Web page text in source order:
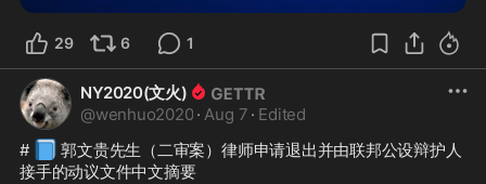
29 6 1
NY2020(文火)
@wenhuo2020 · Aug 7 · Edited
# 📘 郭文贵先生（二审案）律师申请退出并由联邦公设辩护人
接手的动议文件中文摘要